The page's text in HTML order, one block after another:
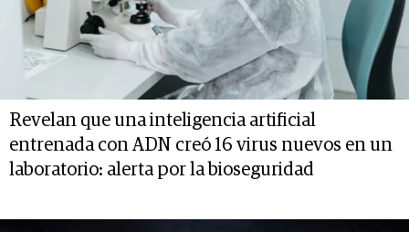
Revelan que una inteligencia artificial
entrenada con ADN creó 16 virus nuevos en un
laboratorio: alerta por la bioseguridad